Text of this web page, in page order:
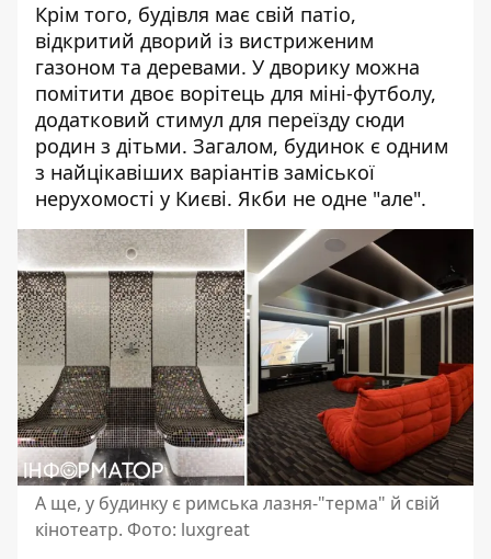
Крім того, будівля має свій патіо,
відкритий дворий із вистриженим
газоном та деревами. У дворику можна
помітити двоє ворітець для міні-футболу,
додатковий стимул для переїзду сюди
родин з дітьми. Загалом, будинок є одним
з найцікавіших варіантів заміської
нерухомості у Києві. Якби не одне "але".
А ще, у будинку є римська лазня-"терма" й свій
кінотеатр. Фото: luxgreat